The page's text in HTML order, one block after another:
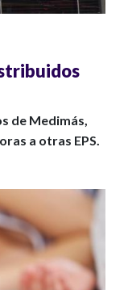
de Medimás,
a otras EPS.